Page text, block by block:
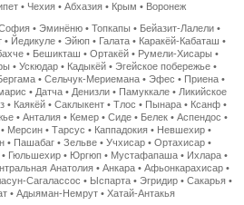
• Чехия• Абхазия• Крым • Воронеж
•Эминёню •Топкапы • Бейазит-Лалели •
• Йедикуле• Эйюп• Галата• Каракёй-Кабаташ •
• Бешикташ • Ортакёй• Румели-Хисары •
•Ускюдар • Кадыкёй •Эгейское побережье •
• Сельчук-Мериемана• Эфес • Приена•
• Датча• Денизли• Памуккале• Ликийское
• Каякёй •Саклыкент •Тлос • Пынара • Ксанф •
•Анталия • Кемер •Сиде • Белек •Аспендос •
• Мерсин •Тарсус • Каппадокия • Невшехир •
• Пашабаг• Зельве• Учхисар• Ортахисар•
• Гюльшехир• Юргюп• Мустафапаша• Ихлара•
Анатолия• Анкара• Афьонкарахисар•
Сагалассос • Ыспарта •Эгридир •Сакарья •
•Адыяман-Немрут •Хатай-Антакья